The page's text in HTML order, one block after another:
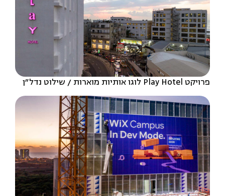
פרויקט Play Hotel לוגו אותיות מוארות שילוט נדל״ן